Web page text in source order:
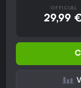
OFFICIAL
29,99